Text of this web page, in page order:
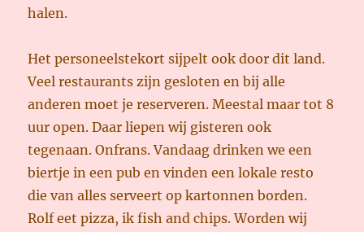
halen.
Het personeelstekort sijpelt ook door dit land.
Veel restaurants zijn gesloten en bij alle
anderen moet je reserveren. Meestal maar tot 8
uur open. Daar liepen wij gisteren ook
tegenaan. Onfrans. Vandaag drinken we een
biertje in een pub en vinden een lokale resto
die van alles serveert op kartonnen borden.
Rolf eet pizza, ik fish and chips. Worden wij